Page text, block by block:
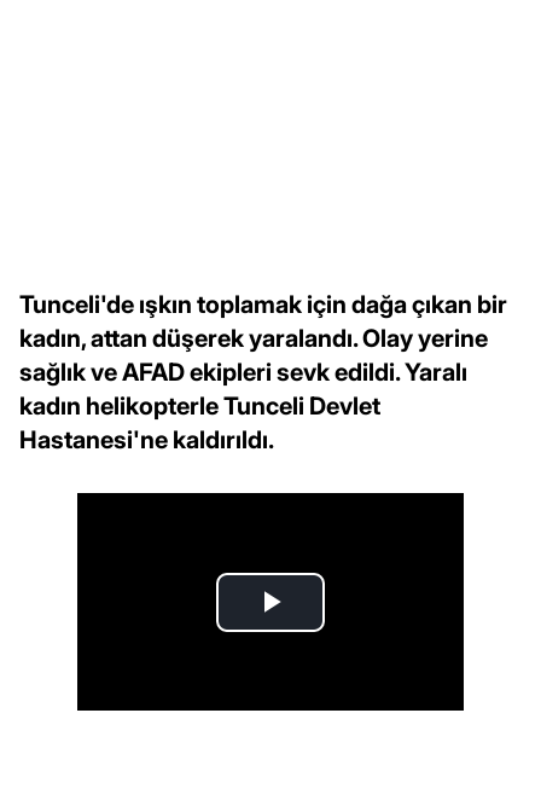
Tunceli'de ışkın toplamak için dağa çıkan bir
kadın, attan düşerek yaralandı. Olay yerine
sağlık ve AFAD ekipleri sevk edildi. Yaralı
kadın helikopterle Tunceli Devlet
Hastanesi'ne kaldırıldı.